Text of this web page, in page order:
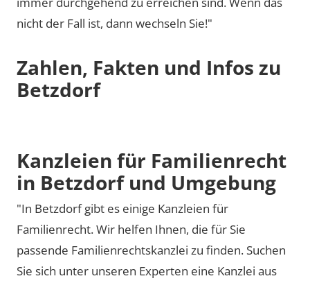
nicht der Fall ist, dann wechseln Sie!"
Zahlen, Fakten und Infos zu
Betzdorf
Kanzleien für Familienrecht
in Betzdorf und Umgebung
"In Betzdorf gibt es einige Kanzleien für
Familienrecht. Wir helfen Ihnen, die für Sie
passende Familienrechtskanzlei zu finden. Suchen
Sie sich unter unseren Experten eine Kanzlei aus